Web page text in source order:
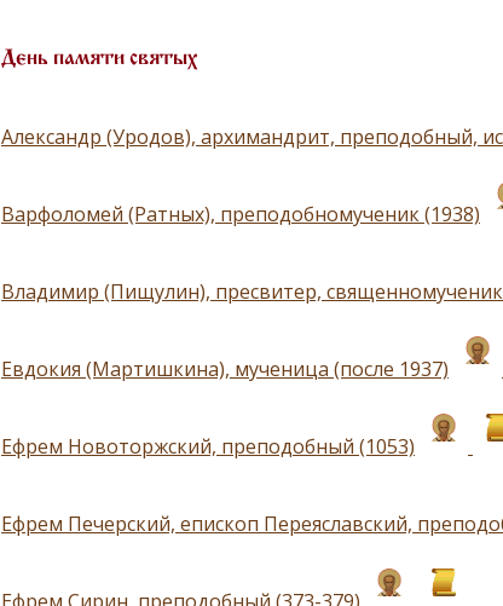
День памяти святых
Александр (Уродов), архимандрит, преподобный,
Варфоломей (Ратных), преподобномученик (1938)
Владимир (Пищулин), пресвитер, священномученик
Евдокия (Мартишкина), мученица (после 1937)
Ефрем Новоторжский, преподобный (1053)
Ефрем Печерский, епископ Переяславский,